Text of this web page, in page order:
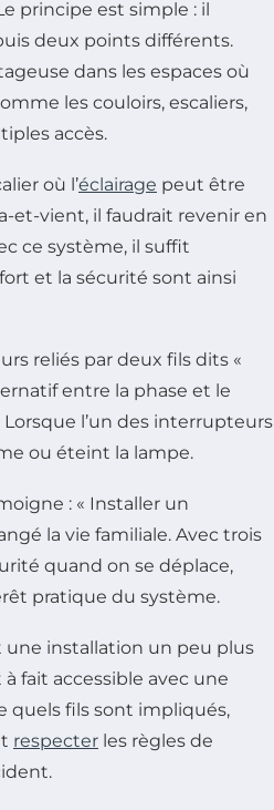
principe est simple : il
deux points différents.
dans les espaces où
les couloirs, escaliers,
accès.
où l’éclairage peut être
et-vient, il faudrait revenir en
ce système, il suffit
et la sécurité sont ainsi
reliés par deux fils dits «
entre la phase et le
l’un des interrupteurs
ou éteint la lampe.
: « Installer un
la vie familiale. Avec trois
quand on se déplace,
pratique du système.
une installation un peu plus
fait accessible avec une
quels fils sont impliqués,
respecter les règles de